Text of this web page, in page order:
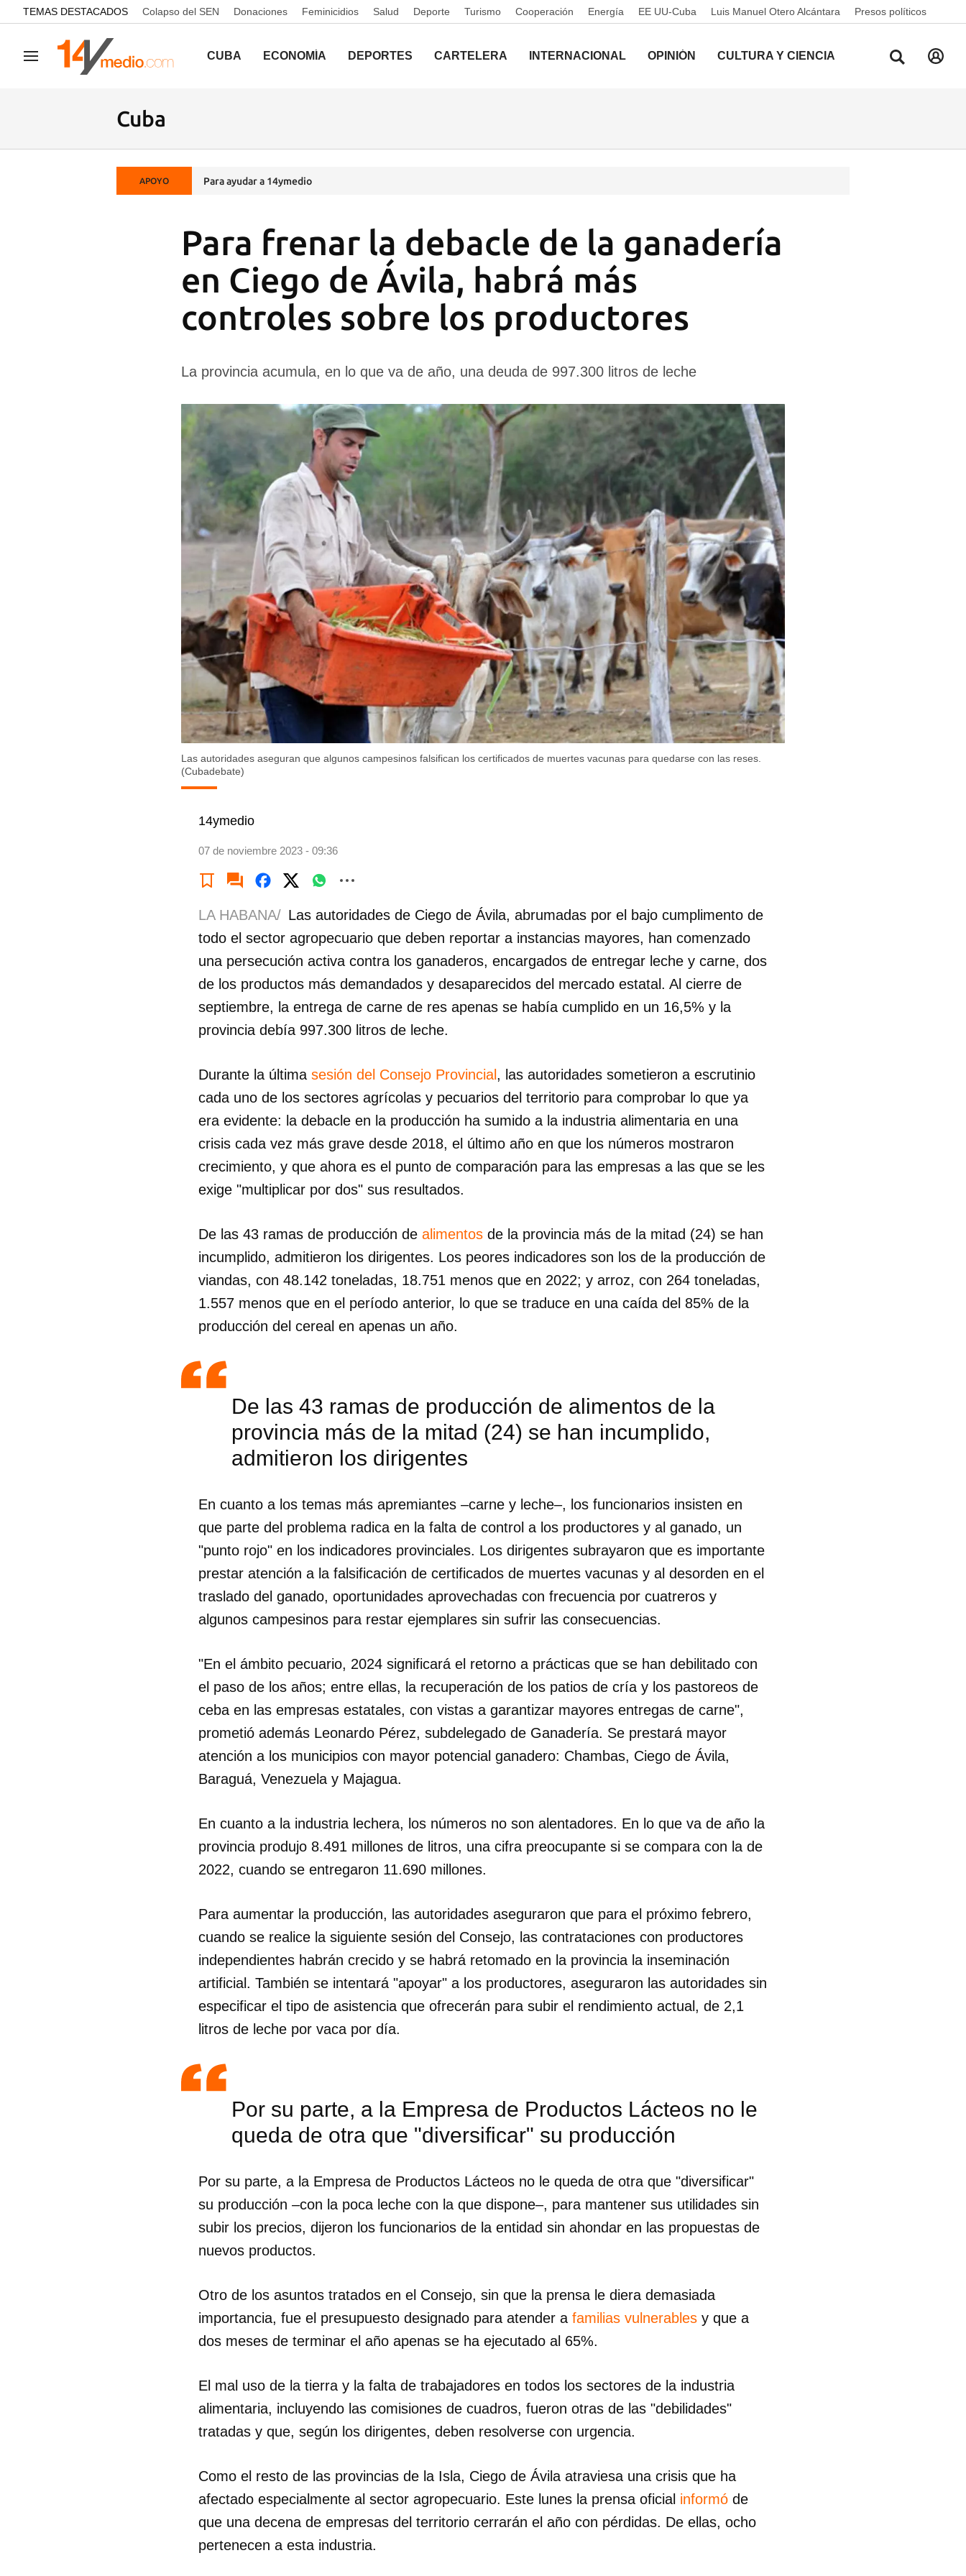
common.go-to-content
TEMAS DESTACADOS Colapso del SEN Donaciones Feminicidios Salud Deporte Turismo Cooperación Energía EE UU-Cuba Luis Manuel Otero Alcántara Presos políticos
Navegación CUBA ECONOMÍA DEPORTES CARTELERA INTERNACIONAL OPINIÓN CULTURA Y CIENCIA
Cuba
APOYO Para ayudar a 14ymedio
Para frenar la debacle de la ganadería
en Ciego de Ávila, habrá más
controles sobre los productores
La provincia acumula, en lo que va de año, una deuda de 997.300 litros de leche
Las autoridades aseguran que algunos campesinos falsifican los certificados de muertes vacunas para quedarse con las reses.
(Cubadebate)
14ymedio
07 de noviembre 2023 - 09:36
Guardar como favorito
Para poder guardar como favorito, primero has de iniciar sesión con tu
cuenta de 14ymedio.
LA HABANA/ Las autoridades de Ciego de Ávila, abrumadas por el bajo cumplimento de
todo el sector agropecuario que deben reportar a instancias mayores, han comenzado
una persecución activa contra los ganaderos, encargados de entregar leche y carne, dos
de los productos más demandados y desaparecidos del mercado estatal. Al cierre de
septiembre, la entrega de carne de res apenas se había cumplido en un 16,5% y la
provincia debía 997.300 litros de leche.
Durante la última sesión del Consejo Provincial , las autoridades sometieron a escrutinio
cada uno de los sectores agrícolas y pecuarios del territorio para comprobar lo que ya
era evidente: la debacle en la producción ha sumido a la industria alimentaria en una
crisis cada vez más grave desde 2018, el último año en que los números mostraron
crecimiento, y que ahora es el punto de comparación para las empresas a las que se les
exige "multiplicar por dos" sus resultados.
De las 43 ramas de producción de alimentos de la provincia más de la mitad (24) se han
incumplido, admitieron los dirigentes. Los peores indicadores son los de la producción de
viandas, con 48.142 toneladas, 18.751 menos que en 2022; y arroz, con 264 toneladas,
1.557 menos que en el período anterior, lo que se traduce en una caída del 85% de la
producción del cereal en apenas un año.
De las 43 ramas de producción de alimentos de la
provincia más de la mitad (24) se han incumplido,
admitieron los dirigentes
En cuanto a los temas más apremiantes –carne y leche–, los funcionarios insisten en
que parte del problema radica en la falta de control a los productores y al ganado, un
"punto rojo" en los indicadores provinciales. Los dirigentes subrayaron que es importante
prestar atención a la falsificación de certificados de muertes vacunas y al desorden en el
traslado del ganado, oportunidades aprovechadas con frecuencia por cuatreros y
algunos campesinos para restar ejemplares sin sufrir las consecuencias.
"En el ámbito pecuario, 2024 significará el retorno a prácticas que se han debilitado con
el paso de los años; entre ellas, la recuperación de los patios de cría y los pastoreos de
ceba en las empresas estatales, con vistas a garantizar mayores entregas de carne",
prometió además Leonardo Pérez, subdelegado de Ganadería. Se prestará mayor
atención a los municipios con mayor potencial ganadero: Chambas, Ciego de Ávila,
Baraguá, Venezuela y Majagua.
En cuanto a la industria lechera, los números no son alentadores. En lo que va de año la
provincia produjo 8.491 millones de litros, una cifra preocupante si se compara con la de
2022, cuando se entregaron 11.690 millones.
Para aumentar la producción, las autoridades aseguraron que para el próximo febrero,
cuando se realice la siguiente sesión del Consejo, las contrataciones con productores
independientes habrán crecido y se habrá retomado en la provincia la inseminación
artificial. También se intentará "apoyar" a los productores, aseguraron las autoridades sin
especificar el tipo de asistencia que ofrecerán para subir el rendimiento actual, de 2,1
litros de leche por vaca por día.
Por su parte, a la Empresa de Productos Lácteos no le
queda de otra que "diversificar" su producción
Por su parte, a la Empresa de Productos Lácteos no le queda de otra que "diversificar"
su producción –con la poca leche con la que dispone–, para mantener sus utilidades sin
subir los precios, dijeron los funcionarios de la entidad sin ahondar en las propuestas de
nuevos productos.
Otro de los asuntos tratados en el Consejo, sin que la prensa le diera demasiada
importancia, fue el presupuesto designado para atender a familias vulnerables y que a
dos meses de terminar el año apenas se ha ejecutado al 65%.
El mal uso de la tierra y la falta de trabajadores en todos los sectores de la industria
alimentaria, incluyendo las comisiones de cuadros, fueron otras de las "debilidades"
tratadas y que, según los dirigentes, deben resolverse con urgencia.
Como el resto de las provincias de la Isla, Ciego de Ávila atraviesa una crisis que ha
afectado especialmente al sector agropecuario. Este lunes la prensa oficial informó de
que una decena de empresas del territorio cerrarán el año con pérdidas. De ellas, ocho
pertenecen a esta industria.